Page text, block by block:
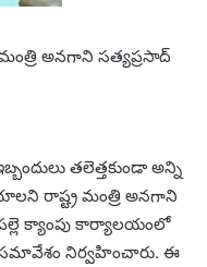
అనగాని సత్యప్రసాద్
తలెత్తకుండా అన్ని
రాష్ట్ర మంత్రి అనగాని
క్యాంపు కార్యాలయంలో
నిర్వహించారు. ఈ